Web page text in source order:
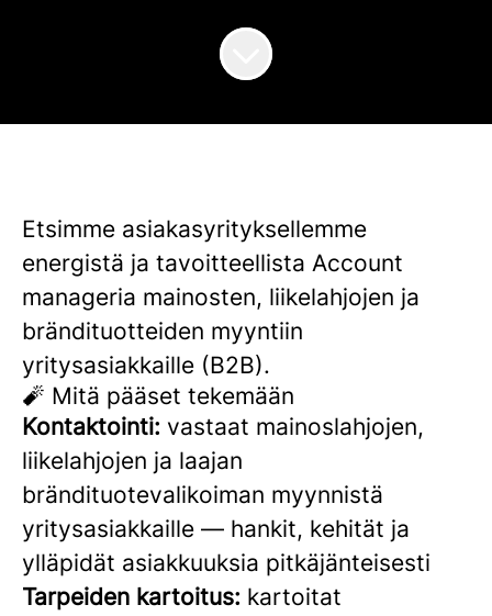
Etsimme asiakasyrityksellemme
energistä ja tavoitteellista Account
manageria mainosten, liikelahjojen ja
brändituotteiden myyntiin
yritysasiakkaille (B2B).
🧨 Mitä pääset tekemään
Kontaktointi: vastaat mainoslahjojen,
liikelahjojen ja laajan
brändituotevalikoiman myynnistä
yritysasiakkaille — hankit, kehität ja
ylläpidät asiakkuuksia pitkäjänteisesti
Tarpeiden kartoitus: kartoitat